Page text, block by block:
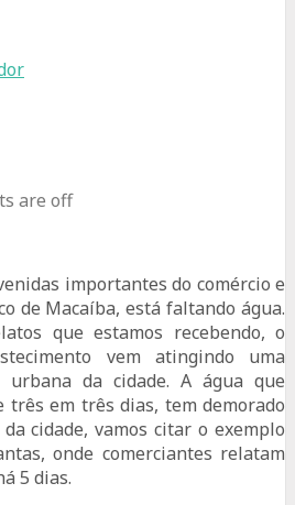
are off
importantes do comércio e
de Macaíba, está faltando água.
que estamos recebendo, o
vem atingindo uma
da cidade. A água que
três em três dias, tem demorado
cidade, vamos citar o exemplo
onde comerciantes relatam
5 dias.